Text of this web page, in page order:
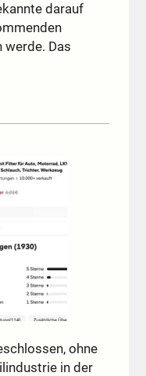
darauf
Das
ohne
in der